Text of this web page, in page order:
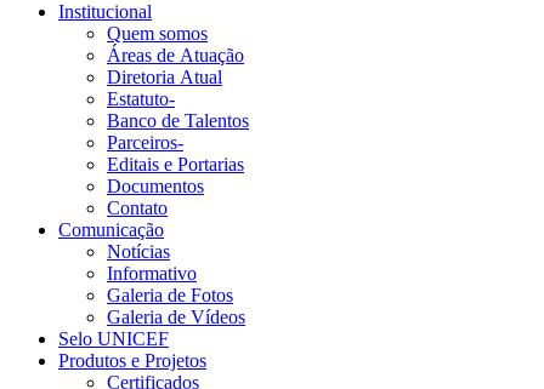
Institucional
Quem somos
Áreas de Atuação
Diretoria Atual
Estatuto-
Banco de Talentos
Parceiros-
Editais e Portarias
Documentos
Contato
Comunicação
Notícias
Informativo
Galeria de Fotos
Galeria de Vídeos
Selo UNICEF
Produtos e Projetos
Certificados